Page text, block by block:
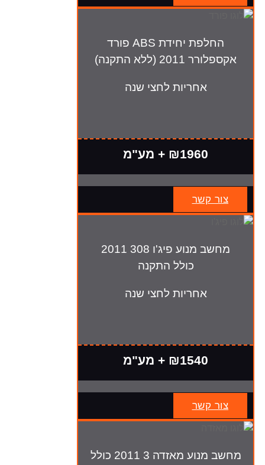
החלפת יחידת ABS פורד
אקספלורר 2011 (ללא התקנה)
אחריות לחצי שנה
₪1960 + מע"מ
צור קשר
מחשב מנוע פיג'ו 308 2011
כולל התקנה
אחריות לחצי שנה
₪1540 + מע"מ
צור קשר
מחשב מנוע מאזדה 3 2011 כולל